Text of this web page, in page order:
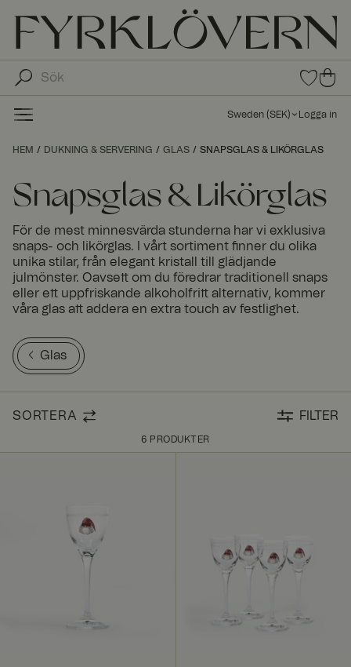
0
arti
i
ista
0
arti
kla
ku
gn
Sweden (SEK) Logga in
HEM DUKNING & SERVERING GLAS SNAPSGLAS & LIKÖRGLAS
Snapsglas & Likörglas
För de mest minnesvärda stunderna har vi exklusiva
snaps- och likörglas. I vårt sortiment finner du olika
unika stilar, från elegant kristall till glädjande
julmönster. Oavsett om du föredrar traditionell snaps
eller ett uppfriskande alkoholfritt alternativ, kommer
våra glas att addera en extra touch av festlighet.
Glas
6 PRODUKTER
SORTERA FILTER